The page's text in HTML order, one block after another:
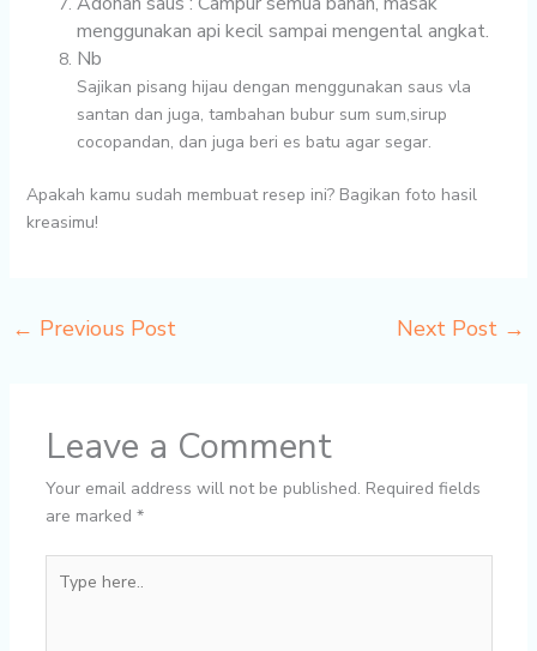
menggunakan api kecil sampai mengental angkat.
Nb
Sajikan pisang hijau dengan menggunakan saus vla
santan dan juga, tambahan bubur sum sum,sirup
cocopandan, dan juga beri es batu agar segar.
Apakah kamu sudah membuat resep ini? Bagikan foto hasil
kreasimu!
← Previous Post Next Post →
Leave a Comment
Your email address will not be published. Required fields
are marked *
here..